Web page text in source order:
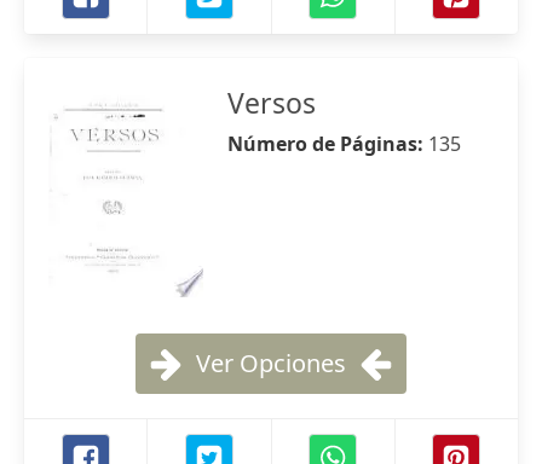
Versos
Número de Páginas: 135
Ver Opciones